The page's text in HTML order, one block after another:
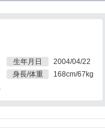
生年月日
2004/04/22
身長/体重
168cm/67kg